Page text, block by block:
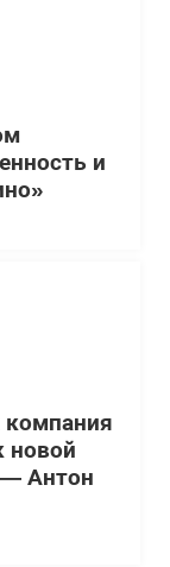
и
компания
новой
— Антон